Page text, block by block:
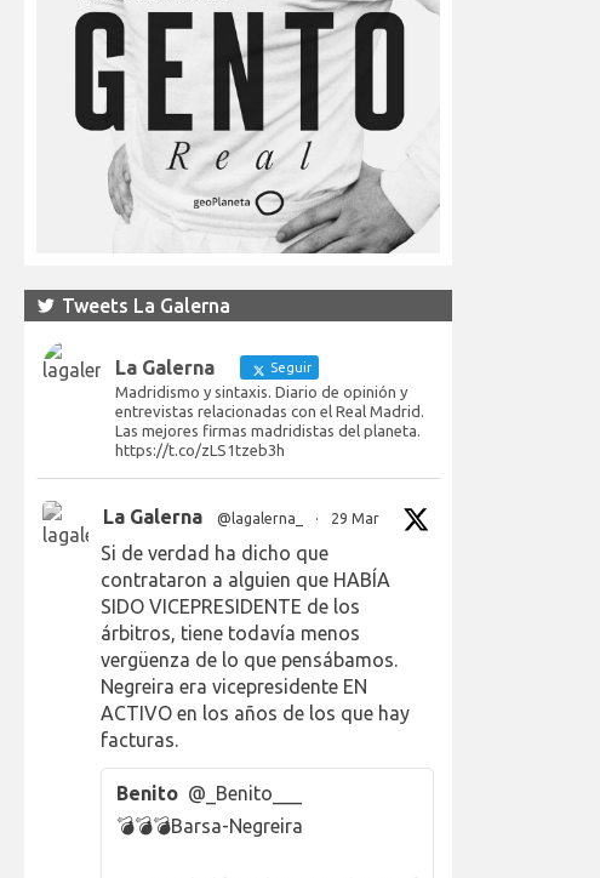
Tweets La Galerna
La Galerna Seguir
Madridismo y sintaxis. Diario de opinión y
entrevistas relacionadas con el Real Madrid.
Las mejores firmas madridistas del planeta.
https://t.co/zLS1tzeb3h
La Galerna @lagalerna_ · 29 Mar
Si de verdad ha dicho que
contrataron a alguien que HABÍA
SIDO VICEPRESIDENTE de los
árbitros, tiene todavía menos
vergüenza de lo que pensábamos.
Negreira era vicepresidente EN
ACTIVO en los años de los que hay
facturas.
Benito @_Benito___
💣💣💣Barsa-Negreira